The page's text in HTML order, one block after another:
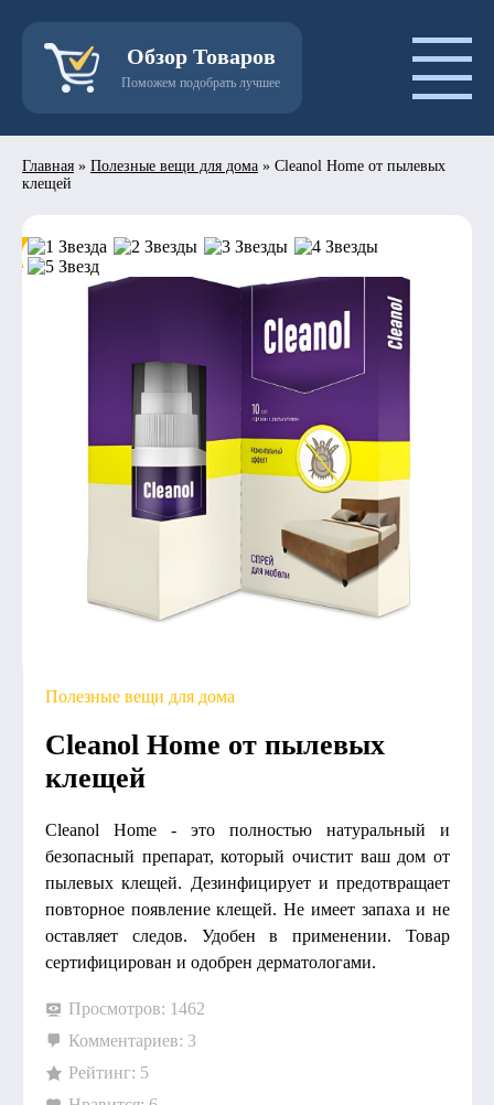
Обзор Товаров
Поможем подобрать лучшее
Главная » Полезные вещи для дома » Cleanol Home от пылевых
клещей
- 50%
Полезные вещи для дома
Cleanol Home от пылевых
клещей
Cleanol Home - это полностью натуральный и
безопасный препарат, который очистит ваш дом от
пылевых клещей. Дезинфицирует и предотвращает
повторное появление клещей. Не имеет запаха и не
оставляет следов. Удобен в применении. Товар
сертифицирован и одобрен дерматологами.
Просмотров: 1462
Комментариев: 3
Рейтинг: 5